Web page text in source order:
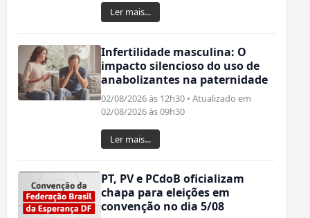
Ler mais...
Infertilidade masculina: O
impacto silencioso do uso de
anabolizantes na paternidade
02/08/2026 às 12h30 • Atualizado em
02/08/2026 às 09h30
Ler mais...
PT, PV e PCdoB oficializam
chapa para eleições em
convenção no dia 5/08